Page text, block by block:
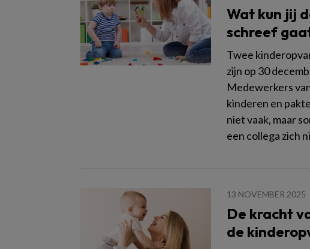
Wat kun jij
schreef
Twee
zijn op 30
Medewerkers
kinderen en
niet vaak, maar
een collega zich
13 NOVEMBER 2025
De kracht
de